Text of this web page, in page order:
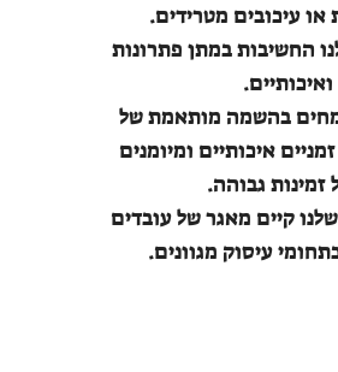
או עיכובים מטרידים.
החשיבות במתן פתרונות
בהשמה מותאמת של
איכותיים ומיומנים
זמינות גבוהה.
קיים מאגר של עובדים
עיסוק מגוונים.